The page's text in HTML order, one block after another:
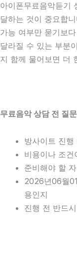
아이폰무료음악듣기
달하는 것이 중요합
가능 여부만 묻기보
달라질 수 있는 부분
지 함께 물어보면 더
무료음악 상담 전 질
방사이트 진
비용이나 조
준비해야 할
2026년06월
용인지
진행 전 반드